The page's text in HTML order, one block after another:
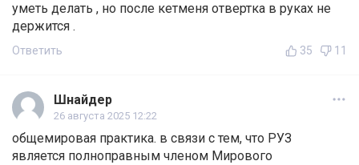
уметь делать , но после кетменя отвертка в руках не
держится .
Ответить 35 11
Шнайдер
26 августа 2025 12:22
общемировая практика. в связи с тем, что РУЗ
является полноправным членом Мирового